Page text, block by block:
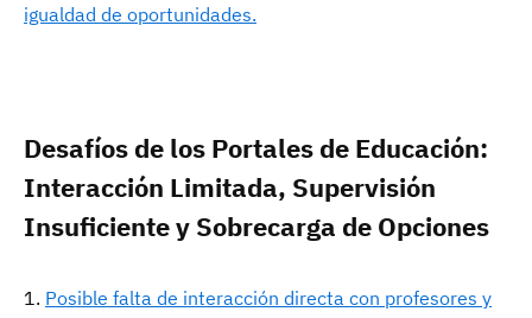
igualdad de oportunidades.
Desafíos de los Portales de Educación:
Interacción Limitada, Supervisión
Insuficiente y Sobrecarga de Opciones
Posible falta de interacción directa con profesores y